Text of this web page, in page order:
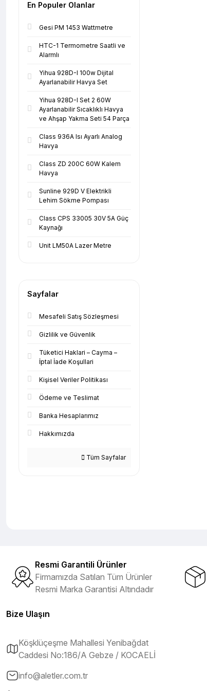
En Populer Olanlar
Gesi PM 1453 Wattmetre
HTC-1 Termometre Saatli ve
Alarmlı
Yihua 928D-I 100w Dijital
Ayarlanabilir Havya Set
Yihua 928D-I Set 2 60W
Ayarlanabilir Sıcaklıklı Havya
ve Ahşap Yakma Seti 54 Parça
Class 936A Isı Ayarlı Analog
Havya
Class ZD 200C 60W Kalem
Havya
Sunline 929D V Elektrikli
Lehim Sökme Pompası
Class CPS 33005 30V 5A Güç
Kaynağı
Unit LM50A Lazer Metre
Sayfalar
Mesafeli Satış Sözleşmesi
Gizlilik ve Güvenlik
Tüketici Haklari – Cayma –
İptal İade Koşullari
Kişisel Veriler Politikası
Ödeme ve Teslimat
Banka Hesaplarımız
Hakkımızda
Tüm Sayfalar
Resmi Garantili Ürünler
Firmamızda Satılan Tüm Ürünler
Resmi Marka Garantisi Altındadır
Bize Ulaşın
Köşklüçeşme Mahallesi Yenibağdat
Caddesi No:186/A Gebze / KOCAELİ
info@aletler.com.tr